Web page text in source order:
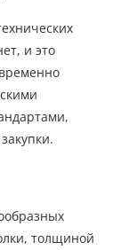
и это
толщиной